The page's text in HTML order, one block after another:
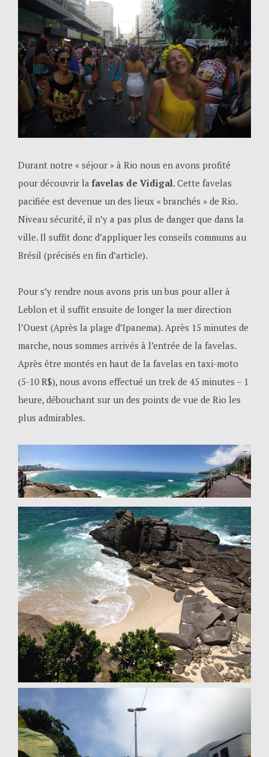
Durant notre « séjour » à Rio nous en avons profité
pour découvrir la favelas de Vidigal. Cette favelas
pacifiée est devenue un des lieux « branchés » de Rio.
Niveau sécurité, il n’y a pas plus de danger que dans la
ville. Il suffit donc d’appliquer les conseils communs au
Brésil (précisés en fin d’article).
Pour s’y rendre nous avons pris un bus pour aller à
Leblon et il suffit ensuite de longer la mer direction
l’Ouest (Après la plage d’Ipanema). Après 15 minutes de
marche, nous sommes arrivés à l’entrée de la favelas.
Après être montés en haut de la favelas en taxi-moto
(5-10 R$), nous avons effectué un trek de 45 minutes – 1
heure, débouchant sur un des points de vue de Rio les
plus admirables.